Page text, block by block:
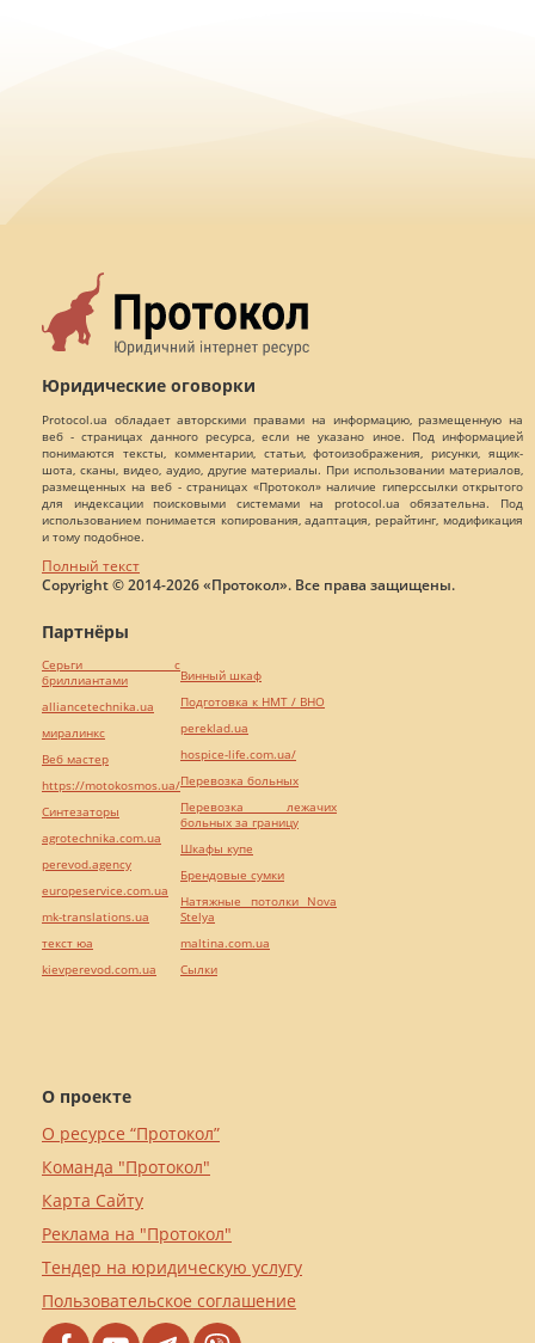
Юридические оговорки
Protocol.ua обладает авторскими правами на информацию, размещенную на
веб - страницах данного ресурса, если не указано иное. Под информацией
понимаются тексты, комментарии, статьи, фотоизображения, рисунки, ящик-
шота, сканы, видео, аудио, другие материалы. При использовании материалов,
размещенных на веб - страницах «Протокол» наличие гиперссылки открытого
для индексации поисковыми системами на protocol.ua обязательна. Под
использованием понимается копирования, адаптация, рерайтинг, модификация
и тому подобное.
Полный текст
Copyright © 2014-2026 «Протокол». Все права защищены.
О проекте
О ресурсе “Протокол”
Команда "Протокол"
Карта Сайту
Реклама на "Протокол"
Тендер на юридическую услугу
Пользовательское соглашение
Партнёры
Серьги с
бриллиантами
alliancetechnika.ua
миралинкс
Веб мастер
https://motokosmos.ua/
Синтезаторы
agrotechnika.com.ua
perevod.agency
europeservice.com.ua
mk-translations.ua
текст юа
kievperevod.com.ua
Винный шкаф
Подготовка к НМТ / ВНО
pereklad.ua
hospice-life.com.ua/
Перевозка больных
Перевозка лежачих
больных за границу
Шкафы купе
Брендовые сумки
Натяжные потолки Nova
Stelya
maltina.com.ua
Cылки